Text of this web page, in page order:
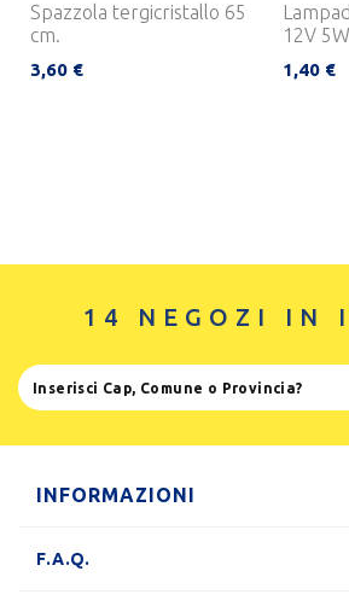
Spazzola tergicristallo 65
cm.
3,60 €
12V
1,40 €
14 NEGOZI IN
INFORMAZIONI
F.A.Q.